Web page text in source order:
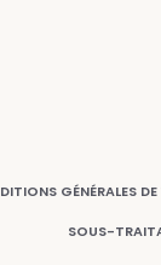
GÉNÉRALES DE
SOUS-